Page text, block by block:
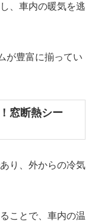
、車内の暖気を逃
が豊富に揃ってい
窓断熱シー
り、外からの冷気
ことで、車内の温